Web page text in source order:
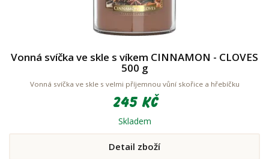
Vonná svíčka ve skle s víkem CINNAMON - CLOVES
500 g
Vonná svíčka ve skle s velmi příjemnou vůní skořice a hřebíčku
245 Kč
Skladem
Detail zboží